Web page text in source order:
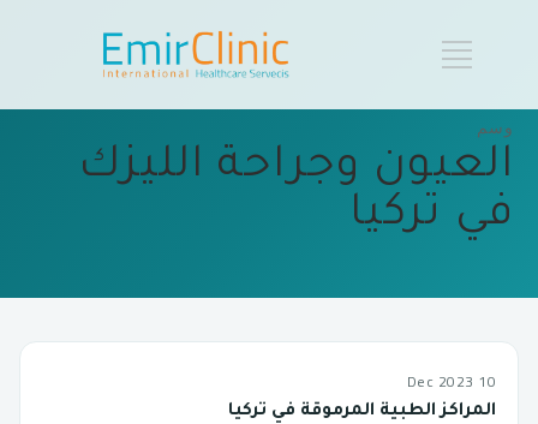
وسم
العيون وجراحة الليزك
في تركيا
10 Dec 2023
المراكز الطبية المرموقة في تركيا